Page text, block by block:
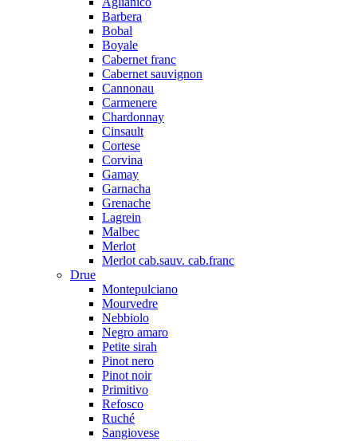
Barbera
Bobal
Boyale
Cabernet franc
Cabernet sauvignon
Cannonau
Carmenere
Chardonnay
Cinsault
Cortese
Corvina
Gamay
Garnacha
Grenache
Lagrein
Malbec
Merlot
Merlot cab.sauv. cab.franc
Drue
Montepulciano
Mourvedre
Nebbiolo
Negro amaro
Petite sirah
Pinot nero
Pinot noir
Primitivo
Refosco
Ruché
Sangiovese